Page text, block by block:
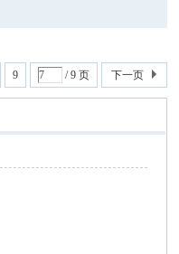
9 / 9 页 下一页